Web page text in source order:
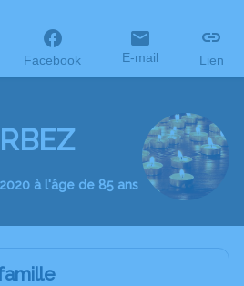
Facebook E-mail Lien
à l'âge de 85 ans